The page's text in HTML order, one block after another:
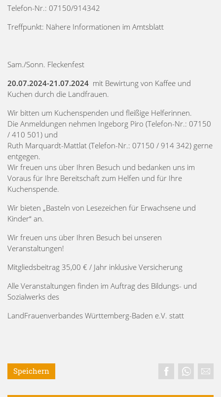
Telefon-Nr.: 07150/914342
Treffpunkt: Nähere Informationen im Amtsblatt
Sam./Sonn. Fleckenfest
20.07.2024-21.07.2024 mit Bewirtung von Kaffee und
Kuchen durch die Landfrauen.
Wir bitten um Kuchenspenden und fleißige Helferinnen.
Die Anmeldungen nehmen Ingeborg Piro (Telefon-Nr.: 07150
/ 410 501) und
Ruth Marquardt-Mattlat (Telefon-Nr.: 07150 / 914 342) gerne
entgegen.
Wir freuen uns über Ihren Besuch und bedanken uns im
Voraus für Ihre Bereitschaft zum Helfen und für Ihre
Kuchenspende.
Wir bieten „Basteln von Lesezeichen für Erwachsene und
Kinder“ an.
Wir freuen uns über Ihren Besuch bei unseren
Veranstaltungen!
Mitgliedsbeitrag 35,00 € / Jahr inklusive Versicherung
Alle Veranstaltungen finden im Auftrag des Bildungs- und
Sozialwerks des
LandFrauenverbandes Württemberg-Baden e.V. statt
Speichern